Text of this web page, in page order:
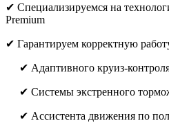
✔ Специализируемся на
Premium
✔ Гарантируем корректную
✔ Адаптивного круиз-
✔ Системы экстренного
✔ Ассистента движения по